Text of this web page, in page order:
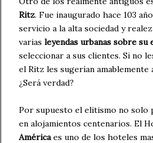
Ritz. Fue inaugurado hace 103
servicio a la alta sociedad y
varias leyendas urbanas sobre su
seleccionar a sus clientes. Si no
el Ritz les sugerían amablemente
¿Será verdad?
Por supuesto el elitismo no solo
en alojamientos centenarios. El
Américaes uno de los hoteles